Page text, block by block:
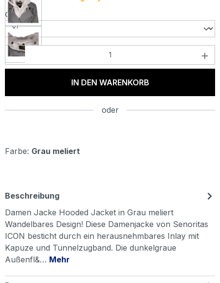
Größeauswählen
Produkt Anzahl: Gib den gewünschten
IN DEN WARENKORB
oder
Farbe: Grau meliert
Beschreibung
Damen Jacke Hooded Jacket in Grau meliert
Wandelbares Design! Diese Damenjacke von Senoritas
ICON besticht durch ein herausnehmbares Inlay mit
Kapuze und Tunnelzugband. Die dunkelgraue
Außenfl&… Mehr